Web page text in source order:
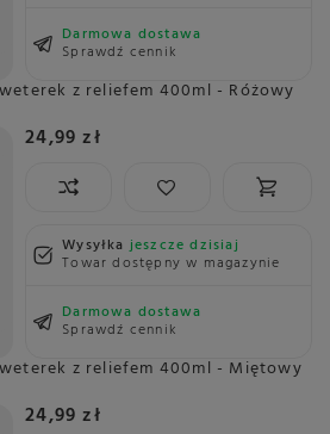
Darmowa dostawa
Sprawdź cennik
z reliefem 400ml - Różowy
24,99 zł
Wysyłkajeszcze dzisiaj
Towar dostępny w magazynie
Darmowa dostawa
Sprawdź cennik
z reliefem 400ml - Miętowy
24,99 zł